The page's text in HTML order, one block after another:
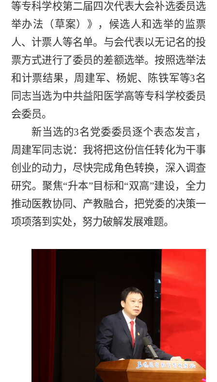
等专科学校第二届 四 次代表大会补选委员选
举办法（草案）》，候选人和选举的监票
人、计票人等名单。与会代表以无记名的投
票方式进行了委员的差额选举。按照选举法
和计票结果， 周建军、杨妮、陈铁军等3名
同志当选为中共益阳医学高等专科学校委员
会委员。
新当选的3名 党委委员逐个表态发言，
周建军同志说：我将把这份信任转化为干事
创业的动力，尽快完成角色转换，深入调查
研究。聚焦“升本”目标和“双高”建设，全力
推动医教协同、产教融合，把党委的决策一
项项落到实处，努力破解发展难题。